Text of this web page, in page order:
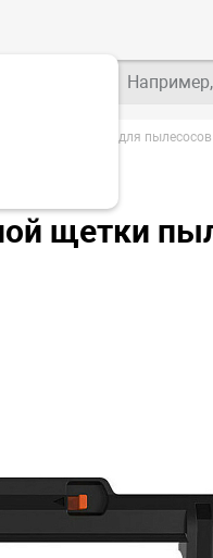
Аксессуары для пылесосов
щетки